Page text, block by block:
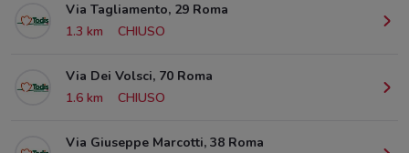
Via Tagliamento, 29 Roma
1.3 km
CHIUSO
Via Dei Volsci, 70 Roma
1.6 km
CHIUSO
Via Giuseppe Marcotti, 38 Roma